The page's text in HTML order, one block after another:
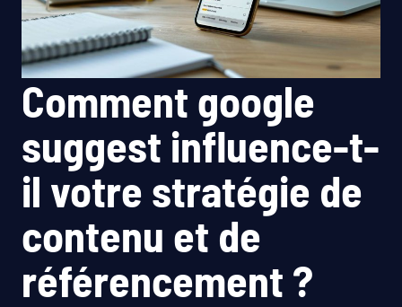
Comment google
suggest influence-t-
il votre stratégie de
contenu et de
référencement ?